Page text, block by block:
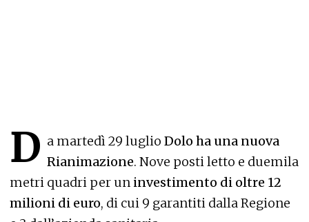
D a martedì 29 luglio Dolo ha una nuova
Rianimazione. Nove posti letto e duemila
metri quadri per un investimento di oltre 12
milioni di euro, di cui 9 garantiti dalla Regione